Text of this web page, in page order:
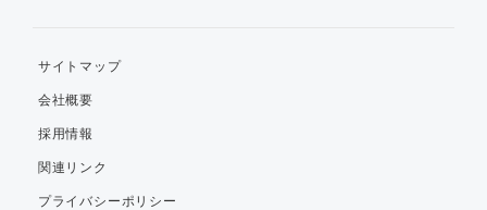
サイトマップ
会社概要
採用情報
関連リンク
プライバシーポリシー